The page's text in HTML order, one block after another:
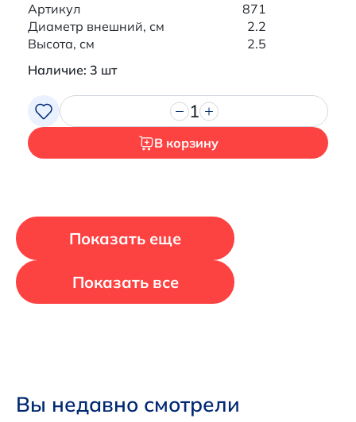
Артикул
871
Диаметр внешний, см
2.2
Высота, см
2.5
Наличие: 3 шт
1
В корзину
Показать еще
Показать все
Вы недавно смотрели